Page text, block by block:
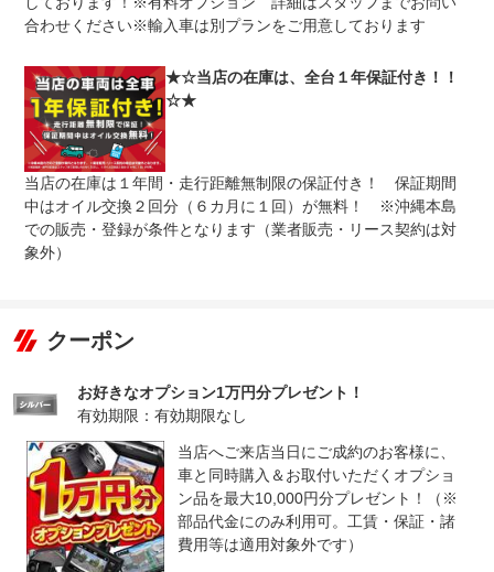
保証修理
受付先
全国のネクステージで受付可能！ご遠方でネクステージに
持ち込めないお客様も保証修理はお受け頂けます。詳細
法定整備
整備付 法定12ヶ月または法定24ヶ月点検整備付
※車検なし・車検整備付の場合は法定24ヶ月点検整備付
※商用車は6ヶ月または12ヶ月点検整備付
法定整備
について
１．契約後～納車までに法定点検を実施致します。 ２．
支払総額に整備代金を含んでおります。 ３．点検記録簿
が発行されます。
合わせください※輸入車は別プランをご用意しております
★☆当店の在庫は、全台１年保証付き！！
☆★
当店の在庫は１年間・走行距離無制限の保証付き！ 保証期間
中はオイル交換２回分（６カ月に１回）が無料！ ※沖縄本島
での販売・登録が条件となります（業者販売・リース契約は対
象外）
クーポン
お好きなオプション1万円分プレゼント！
有効期限：有効期限なし
当店へご来店当日にご成約のお客様に、
車と同時購入＆お取付いただくオプショ
ン品を最大10,000円分プレゼント！（※
部品代金にのみ利用可。工賃・保証・諸
費用等は適用対象外です）